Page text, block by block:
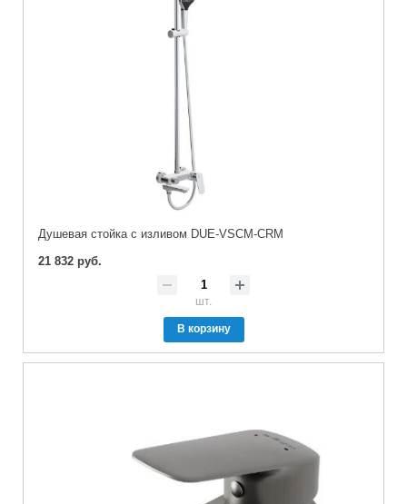
Душевая стойка с изливом DUE-VSCM-CRM
21 832 руб.
шт.
В корзину